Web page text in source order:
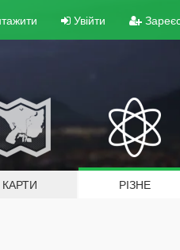
Увійти
КАРТИ РІЗНЕ